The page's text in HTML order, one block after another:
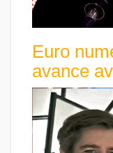
Euro
avance